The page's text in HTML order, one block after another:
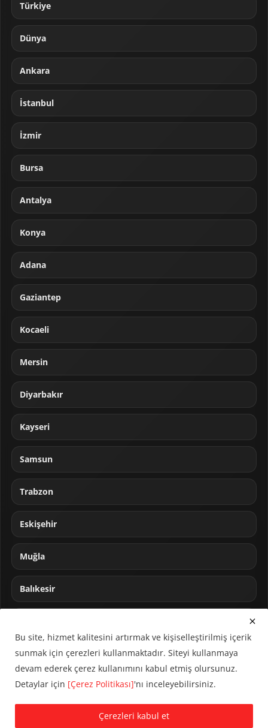
Türkiye
Dünya
Ankara
İstanbul
İzmir
Bursa
Antalya
Konya
Adana
Gaziantep
Kocaeli
Mersin
Diyarbakır
Kayseri
Samsun
Trabzon
Eskişehir
Muğla
Balıkesir
© 2024 CUMHA (Cumhur Haber Ajansı) Tüm hakları saklıdır.
Bu site, hizmet kalitesini artırmak ve kişiselleştirilmiş içerik
sunmak için çerezleri kullanmaktadır. Siteyi kullanmaya
devam ederek çerez kullanımını kabul etmiş olursunuz.
Detaylar için [Çerez Politikası]'nı inceleyebilirsiniz.
Çerezleri kabul et